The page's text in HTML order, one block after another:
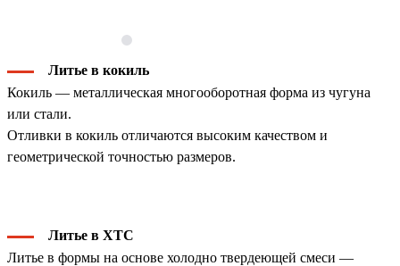
Литье в кокиль
Кокиль — металлическая многооборотная форма из чугуна
или стали.
Отливки в кокиль отличаются высоким качеством и
геометрической точностью размеров.
Литье в ХТС
Литье в формы на основе холодно твердеющей смеси —